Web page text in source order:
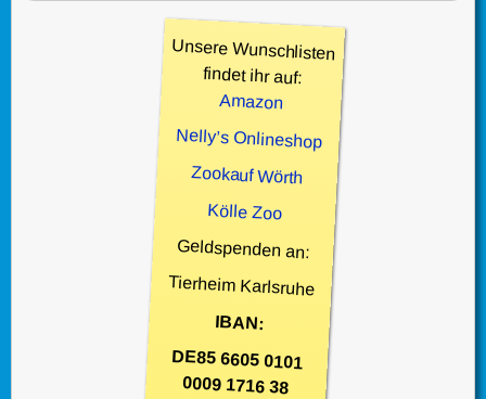
Unsere Wunschlisten
findet ihr auf:
Amazon
Nelly’s Onlineshop
Zookauf Wörth
Kölle Zoo
Geldspenden an:
Tierheim Karlsruhe
IBAN:
DE85 6605 0101
0009 1716 38